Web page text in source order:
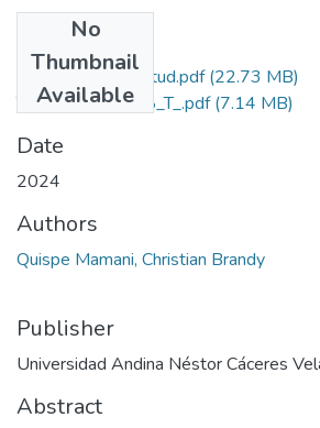
No
Thumbnail
Available
Grado de Similitud.pdf(22.73 MB)
T036_72051318_T_.pdf(7.14 MB)
Date
2024
Authors
Quispe Mamani, Christian Brandy
Publisher
Universidad Andina Néstor Cáceres
Abstract